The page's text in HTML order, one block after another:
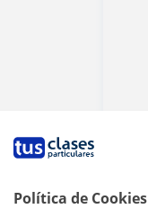
Política de Cookies